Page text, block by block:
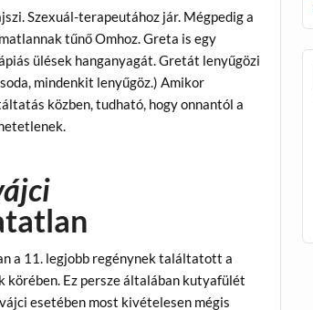
Szexuál-terapeutához jár. Mégpedig a
tűnő Omhoz. Greta is egy
ülések hanganyagát. Gretát lenyűgözi
mindenkit lenyűgöz.) Amikor
közben, tudható, hogy onnantól a
a 11. legjobb regénynek találtatott a
körében. Ez persze általában kutyafülét
esetében most kivételesen mégis